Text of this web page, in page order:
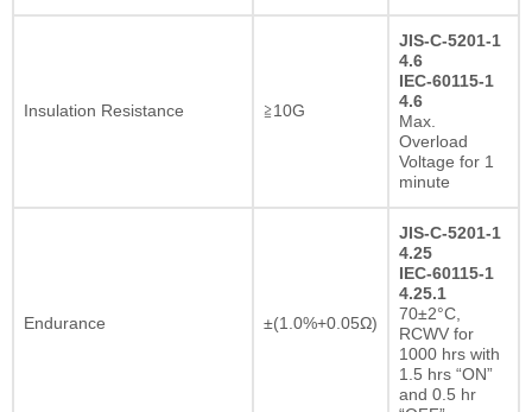
Insulation Resistance ≧10G
JIS-C-5201-1
4.6
IEC-60115-1
4.6
Max.
Overload
Voltage for 1
minute
Endurance ±(1.0%+0.05Ω)
JIS-C-5201-1
4.25
IEC-60115-1
4.25.1
70±2°C,
RCWV for
1000 hrs with
1.5 hrs “ON”
and 0.5 hr